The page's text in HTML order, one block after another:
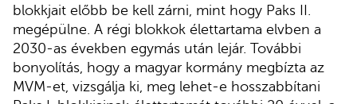
blokkjait előbb be kell zárni, mint hogy Paks II.
megépülne. A régi blokkok élettartama elvben a
2030-as években egymás után lejár. További
bonyolítás, hogy a magyar kormány megbízta az
MVM-et, vizsgálja ki, meg lehet-e hosszabbítani